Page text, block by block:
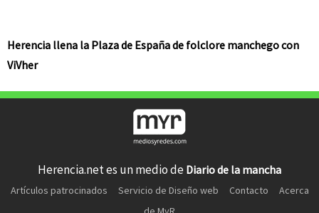
Herencia llena la Plaza de España de folclore manchego con
ViVher
Herencia.net es un medio de Diario de la mancha
Artículos patrocinados Servicio de Diseño web Contacto
Acerca